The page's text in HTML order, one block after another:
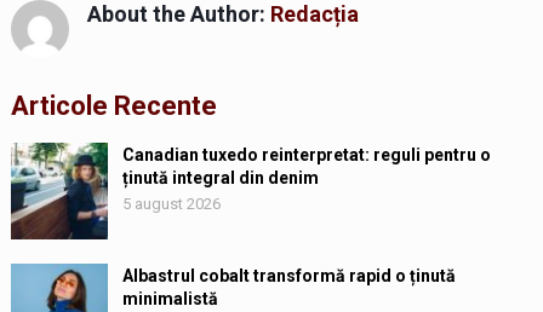
About the Author: Redacția
Articole Recente
Canadian tuxedo reinterpretat: reguli pentru o
ținută integral din denim
5 august 2026
Albastrul cobalt transformă rapid o ținută
minimalistă